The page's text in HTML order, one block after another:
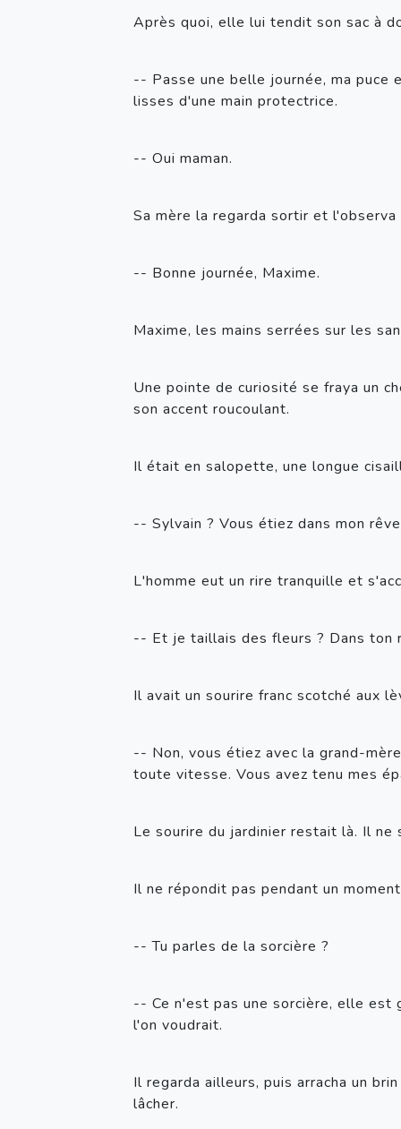
Après quoi, elle lui tendit son sac à
-- Passe une belle journée, ma puce
lisses d'une main protectrice.
-- Oui maman.
Sa mère la regarda sortir et l'observa
-- Bonne journée, Maxime.
Maxime, les mains serrées sur les
Une pointe de curiosité se fraya un
son accent roucoulant.
Il était en salopette, une longue
-- Sylvain ? Vous étiez dans mon
L'homme eut un rire tranquille et
-- Et je taillais des fleurs ? Dans ton
Il avait un sourire franc scotché aux
-- Non, vous étiez avec la grand-
toute vitesse. Vous avez tenu mes
Le sourire du jardinier restait là. Il
Il ne répondit pas pendant un
-- Tu parles de la sorcière ?
-- Ce n'est pas une sorcière, elle
l'on voudrait.
Il regarda ailleurs, puis arracha un
lâcher.